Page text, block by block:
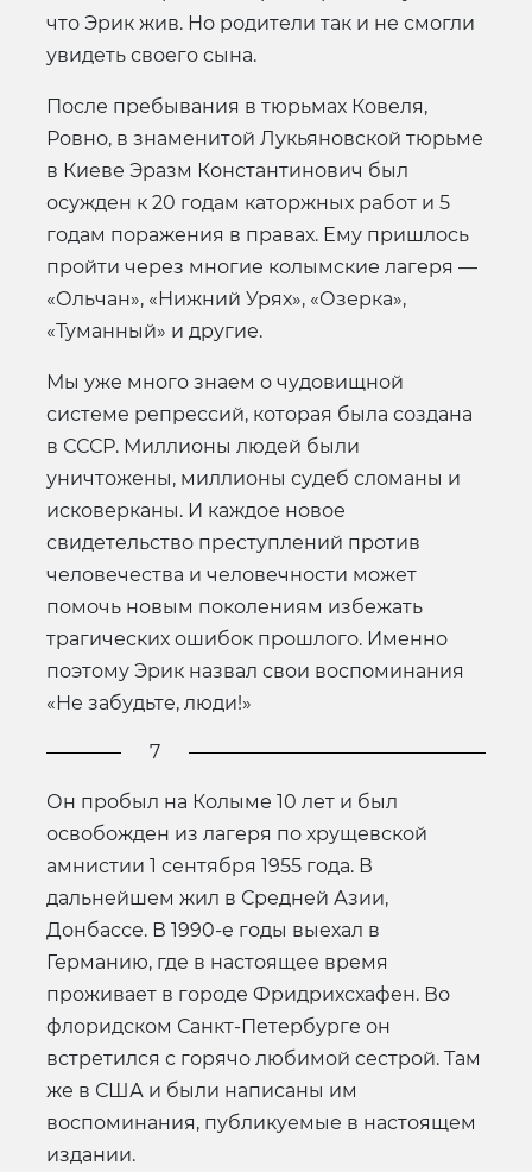
что Эрик жив. Но родители так и не смогли
увидеть своего сына.
После пребывания в тюрьмах Ковеля,
Ровно, в знаменитой Лукьяновской тюрьме
в Киеве Эразм Константинович был
осужден к 20 годам каторжных работ и 5
годам поражения в правах. Ему пришлось
пройти через многие колымские лагеря —
«Ольчан», «Нижний Урях», «Озерка»,
«Туманный» и другие.
Мы уже много знаем о чудовищной
системе репрессий, которая была создана
в СССР. Миллионы людей были
уничтожены, миллионы судеб сломаны и
исковерканы. И каждое новое
свидетельство преступлений против
человечества и человечности может
помочь новым поколениям избежать
трагических ошибок прошлого. Именно
поэтому Эрик назвал свои воспоминания
«Не забудьте, люди!»
7
Он пробыл на Колыме 10 лет и был
освобожден из лагеря по хрущевской
амнистии 1 сентября 1955 года. В
дальнейшем жил в Средней Азии,
Донбассе. В 1990-е годы выехал в
Германию, где в настоящее время
проживает в городе Фридрихсхафен. Во
флоридском Санкт-Петербурге он
встретился с горячо любимой сестрой. Там
же в США и были написаны им
воспоминания, публикуемые в настоящем
издании.